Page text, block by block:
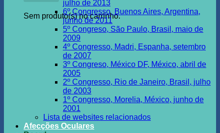
Sem produto(s) no carrinho.
julho de 2013
6º Congresso, Buenos Aires, Argentina,
junho de 2011
5º Congreso, São Paulo, Brasil, maio de
2009
4º Congresso, Madri, Espanha, setembro
de 2007
3º Congreso, México DF, México, abril de
2005
2º Congresso, Rio de Janeiro, Brasil, julho
de 2003
1º Congresso, Morelia, México, junho de
2001
Lista de websites relacionados
Afecções Oculares